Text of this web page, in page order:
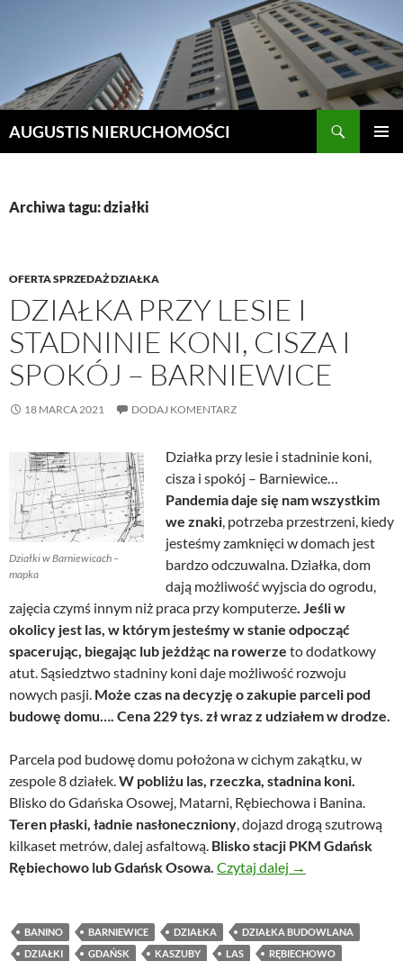
AUGUSTIS NIERUCHOMOŚCI
Archiwa tagu: działki
OFERTA SPRZEDAŻ DZIAŁKA
DZIAŁKA PRZY LESIE I
STADNINIE KONI, CISZA I
SPOKÓJ – BARNIEWICE
18 MARCA 2021 DODAJ KOMENTARZ
Działki w Barniewicach –
mapka
Działka przy lesie i stadninie koni,
cisza i spokój – Barniewice…
Pandemia daje się nam wszystkim
we znaki, potrzeba przestrzeni, kiedy
jesteśmy zamknięci w domach jest
bardzo odczuwalna. Działka, dom
dają możliwość wyjscia do ogrodu,
zajęcia czymś innym niż praca przy komputerze. Jeśli w
okolicy jest las, w którym jesteśmy w stanie odpocząć
spacerując, biegając lub jeżdżąc na rowerze to dodatkowy
atut. Sąsiedztwo stadniny koni daje możliwość rozwoju
nowych pasji. Może czas na decyzję o zakupie parceli pod
budowę domu…. Cena 229 tys. zł wraz z udziałem w drodze.
Parcela pod budowę domu położona w cichym zakątku, w
zespole 8 działek.W pobliżu las, rzeczka, stadnina koni.
Blisko do Gdańska Osowej, Matarni, Rębiechowa i Banina.
Teren płaski, ładnie nasłoneczniony, dojazd drogą szutrową
kilkaset metrów, dalej asfaltową. Blisko stacji PKM Gdańsk
Rębiechowo lub Gdańsk Osowa. Czytaj dalej Działka przy
→
BANINO BARNIEWICE DZIAŁKA
DZIAŁKA BUDOWLANA
DZIAŁKI
GDAŃSK KASZUBY LAS
RĘBIECHOWO